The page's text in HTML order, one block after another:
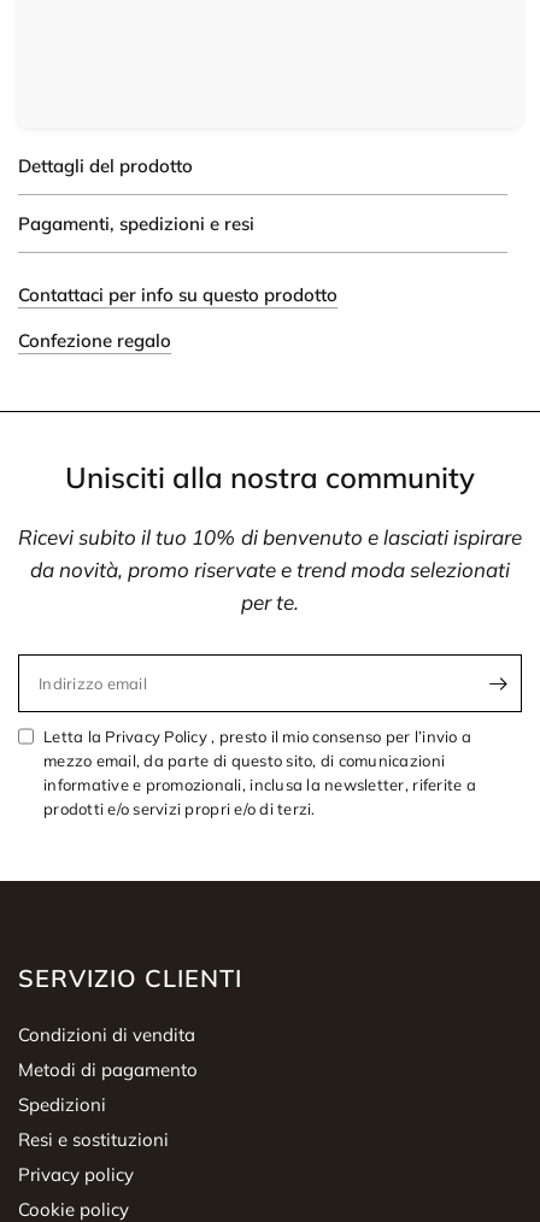
Dettagli del prodotto
Pagamenti, spedizioni e resi
Contattaci per info su questo prodotto
Confezione regalo
Unisciti alla nostra community
Ricevi subito il tuo 10% di benvenuto e lasciati ispirare
da novità, promo riservate e trend moda selezionati
per te.
Indirizzo email
Letta la Privacy Policy , presto il mio consenso per l’invio a
mezzo email, da parte di questo sito, di comunicazioni
informative e promozionali, inclusa la newsletter, riferite a
prodotti e/o servizi propri e/o di terzi.
SERVIZIO CLIENTI
Condizioni di vendita
Metodi di pagamento
Spedizioni
Resi e sostituzioni
Privacy policy
Cookie policy